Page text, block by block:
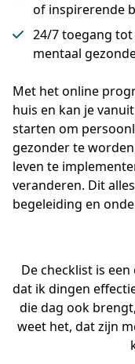
of inspirerende
24/7 toegang
mentaal
Met het online
huis en kan je
starten om
gezonder te
leven te
veranderen. Dit
begeleiding en
De checklist is
dat ik dingen
die dag ook
weet het, dat zijn